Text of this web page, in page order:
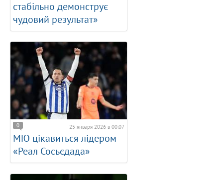
стабільно демонструє
чудовий результат»
0 25 января 2026 в 00:07
МЮ цікавиться лідером
«Реал Сосьєдада»